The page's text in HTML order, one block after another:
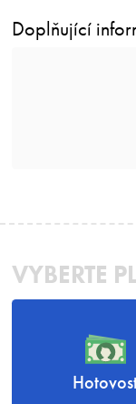
Doplňující
VYBERTE